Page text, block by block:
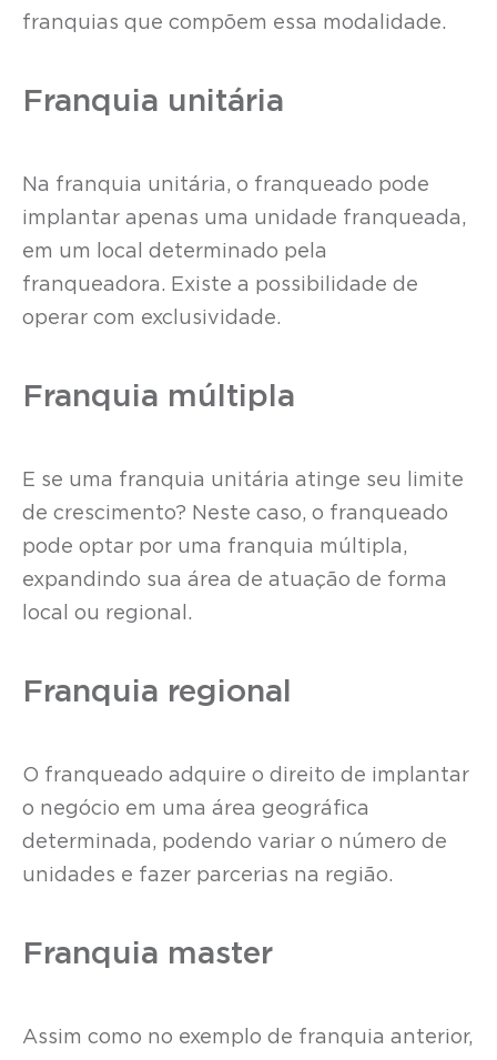
franquias que compõem essa modalidade.
Franquia unitária
Na franquia unitária, o franqueado pode
implantar apenas uma unidade franqueada,
em um local determinado pela
franqueadora. Existe a possibilidade de
operar com exclusividade.
Franquia múltipla
E se uma franquia unitária atinge seu limite
de crescimento? Neste caso, o franqueado
pode optar por uma franquia múltipla,
expandindo sua área de atuação de forma
local ou regional.
Franquia regional
O franqueado adquire o direito de implantar
o negócio em uma área geográfica
determinada, podendo variar o número de
unidades e fazer parcerias na região.
Franquia master
Assim como no exemplo de franquia anterior,